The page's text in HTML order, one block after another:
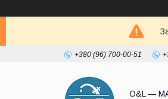
+380 (96) 700-00-51
O&L —